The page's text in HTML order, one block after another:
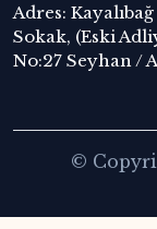
Adres:
Sokak, (Eski
No:27 Seyhan /
©